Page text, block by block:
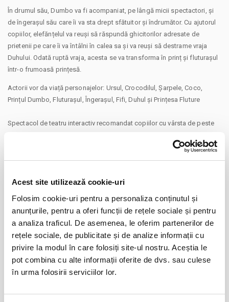
Acest site utilizează cookie-uri
Folosim cookie-uri pentru a personaliza conținutul și
anunțurile, pentru a oferi funcții de rețele sociale și pentru
a analiza traficul. De asemenea, le oferim partenerilor de
rețele sociale, de publicitate și de analize informații cu
privire la modul în care folosiți site-ul nostru. Aceștia le
pot combina cu alte informații oferite de dvs. sau culese
în urma folosirii serviciilor lor.
În drumul său, Dumbo va fi acompaniat, pe lângă micii spectactori, și
de îngerașul său care îi va sta drept sfătuitor și îndrumător. Cu ajutorul
copiilor, elefănțelul va reuși să răspundă ghicitorilor adresate de
prietenii pe care îi va întâlni în calea sa și va reuși să destrame vraja
Duhului. Odată ruptă vraja, acesta se va transforma în prinț și fluturașul
într-o frumoasă prințesă.
Actorii vor da viață personajelor: Ursul, Crocodilul, Șarpele, Coco,
Prințul Dumbo, Fluturașul, Îngerașul, Fifi, Duhul și Prințesa Fluture
Spectacol de teatru interactiv recomandat copiilor cu vârsta de peste
Un spectacol pus în scenă in cadrul programului cultural Caravana cu
62-64, Sector 3, București
Powered by Teatru la Cinema
#caravanacuspectacole
Alte mențiuni:
Pentru copiii cu vârsta de peste 1 an se achită bilet. Se achită bilete atât
pentru părinț cât și pentru copii.
Vă rugăm să vă prezentați la locație cu 30 de minute înainte de
inceperea spectacolului pentru a vă ocupa locurile preferate.
Evenimente similare
aug